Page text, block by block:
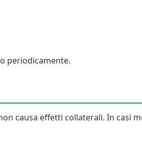
periodicamente.
causa effetti collaterali. In casi